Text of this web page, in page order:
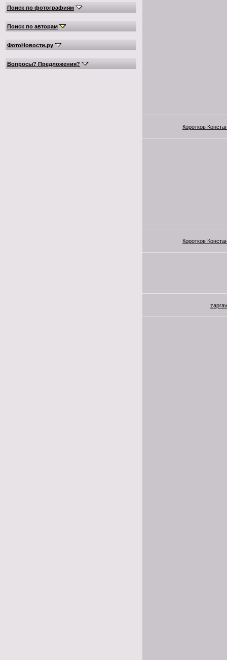
Поиск по фотографиям
Поиск по авторам
ФотоНовости.ру
Вопросы? Предложения?
Коротков
Коротков